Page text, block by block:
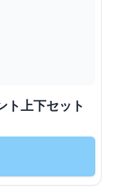
ト上下セット